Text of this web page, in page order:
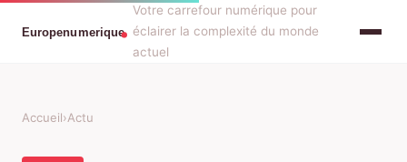
Votre carrefour numérique pour
éclairer la complexité du monde
actuel
Accueil›Actu